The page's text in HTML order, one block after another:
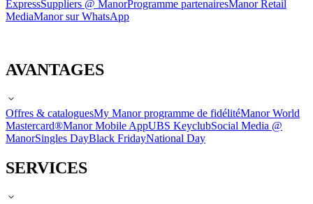
ExpressSuppliers @ ManorProgramme partenairesManor Retail
MediaManor sur WhatsApp
AVANTAGES
Offres & cataloguesMy Manor programme de fidélitéManor World
Mastercard®Manor Mobile AppUBS KeyclubSocial Media @
ManorSingles DayBlack FridayNational Day
SERVICES